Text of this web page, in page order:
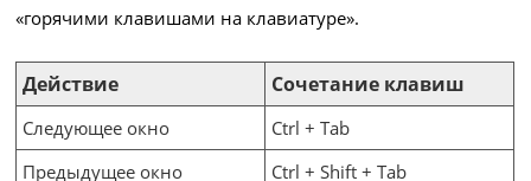
«горячими клавишами на клавиатуре».
Действие Сочетание клавиш
Следующее окно
Ctrl + Tab
Предыдущее окно
Ctrl + Shift + Tab